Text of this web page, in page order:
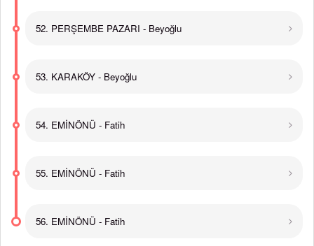
52. PERŞEMBE PAZARI - Beyoğlu
53. KARAKÖY - Beyoğlu
54. EMİNÖNÜ - Fatih
55. EMİNÖNÜ - Fatih
56. EMİNÖNÜ - Fatih